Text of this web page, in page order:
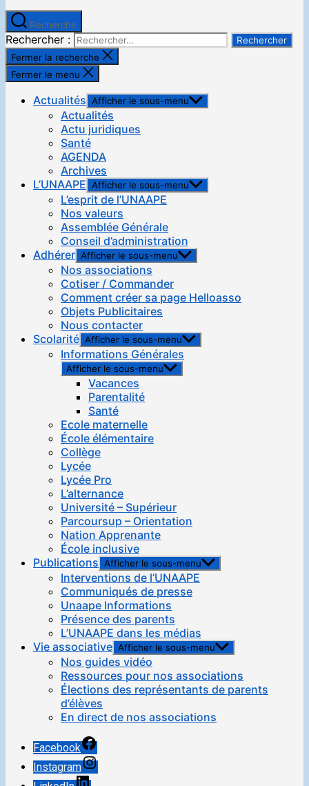
Recherche
Rechercher :
Fermer la recherche
Fermer le menu
Actualités Afficher le sous-menu
Actualités
Actu juridiques
Santé
AGENDA
Archives
L’UNAAPE Afficher le sous-menu
L’esprit de l’UNAAPE
Nos valeurs
Assemblée Générale
Conseil d’administration
Adhérer Afficher le sous-menu
Nos associations
Cotiser / Commander
Comment créer sa page Helloasso
Objets Publicitaires
Nous contacter
Scolarité Afficher le sous-menu
Informations Générales
Afficher le sous-menu
Vacances
Parentalité
Santé
Ecole maternelle
École élémentaire
Collège
Lycée
Lycée Pro
L’alternance
Université – Supérieur
Parcoursup – Orientation
Nation Apprenante
École inclusive
Publications Afficher le sous-menu
Interventions de l’UNAAPE
Communiqués de presse
Unaape Informations
Présence des parents
L’UNAAPE dans les médias
Vie associative Afficher le sous-menu
Nos guides vidéo
Ressources pour nos associations
Élections des représentants de parents
d’élèves
En direct de nos associations
Facebook
Instagram